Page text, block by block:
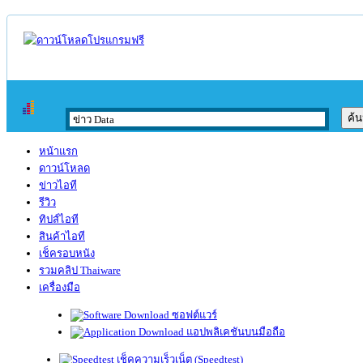
หน้าแรก
ดาวน์โหลด
ข่าวไอที
รีวิว
ทิปส์ไอที
สินค้าไอที
เช็ครอบหนัง
รวมคลิป Thaiware
เครื่องมือ
ซอฟต์แวร์
แอปพลิเคชันบนมือถือ
เช็คความเร็วเน็ต (Speedtest)